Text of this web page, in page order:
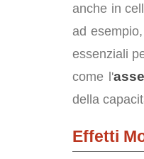
anche in
ad
essenziali
come l'
della
Effetti